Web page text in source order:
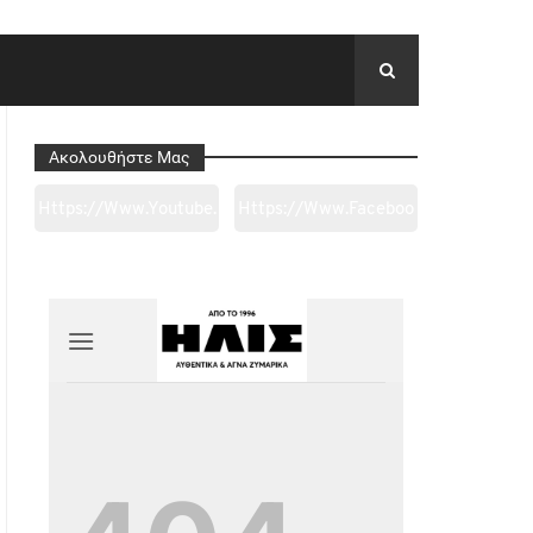
Ακολουθήστε Μας
2ge3sheyTkgpAkeBan
Ref=pages_you_mana